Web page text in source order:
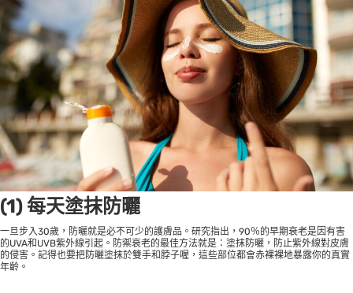
(1) 每天塗抹防曬
一旦步入30歲，防曬就是必不可少的護膚品。研究指出，90％的早期衰老是因有害
的UVA和UVB紫外線引起。防禦衰老的最佳方法就是：塗抹防曬，防止紫外線對皮膚
的侵害。記得也要把防曬塗抹於雙手和脖子喔，這些部位都會赤裸裸地暴露你的真實
年齡。